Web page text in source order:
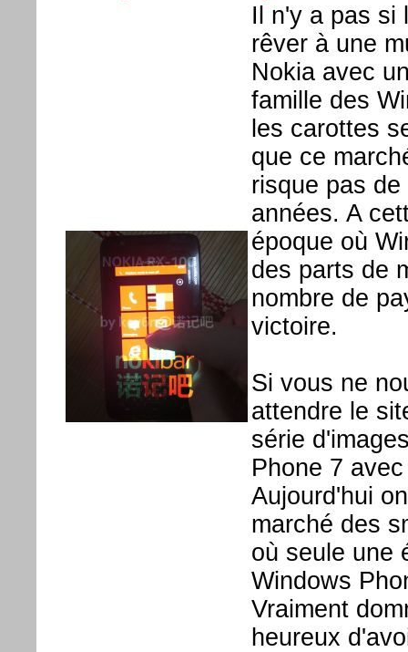
Il n'y a pas si
rêver à une
Nokia avec
famille des
les carottes
que ce
risque pas
années. A
époque où
des parts de
nombre de
victoire.
Si vous ne
attendre le
série
Phone 7
Aujourd'hui
marché des
où seule une
Windows
Vraiment
heureux